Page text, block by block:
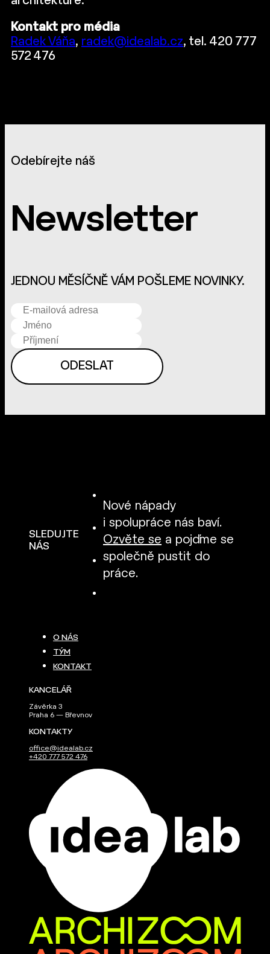
Kontakt pro média
Radek Váňa, radek@idealab.cz, tel. 420 777
572 476
Odebírejte náš
Newsletter
JEDNOU MĚSÍČNĚ VÁM POŠLEME NOVINKY.
SLEDUJTE
NÁS
Nové nápady
i spolupráce nás baví.
Ozvěte se a pojďme se
společně pustit do
práce.
O NÁS
TÝM
KONTAKT
KANCELÁŘ
Závěrka 3
Praha 6 — Břevnov
KONTAKTY
office@idealab.cz
+420 777 572 476